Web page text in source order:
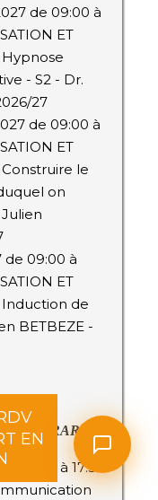
EN
de 09:00 à
ET
Hypnose
- S2 - Dr.
27
de 09:00 à
ET
le
on
de 09:00 à
ET
Induction de
BETBEZE -
La
GÉRARD
14:00 à 17:30